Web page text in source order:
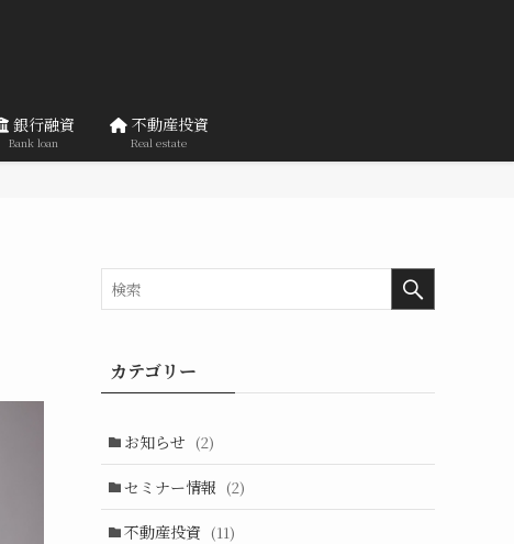
銀行融資
Bank loan
不動産投資
Real estate
カテゴリー
お知らせ (2)
セミナー情報 (2)
不動産投資 (11)